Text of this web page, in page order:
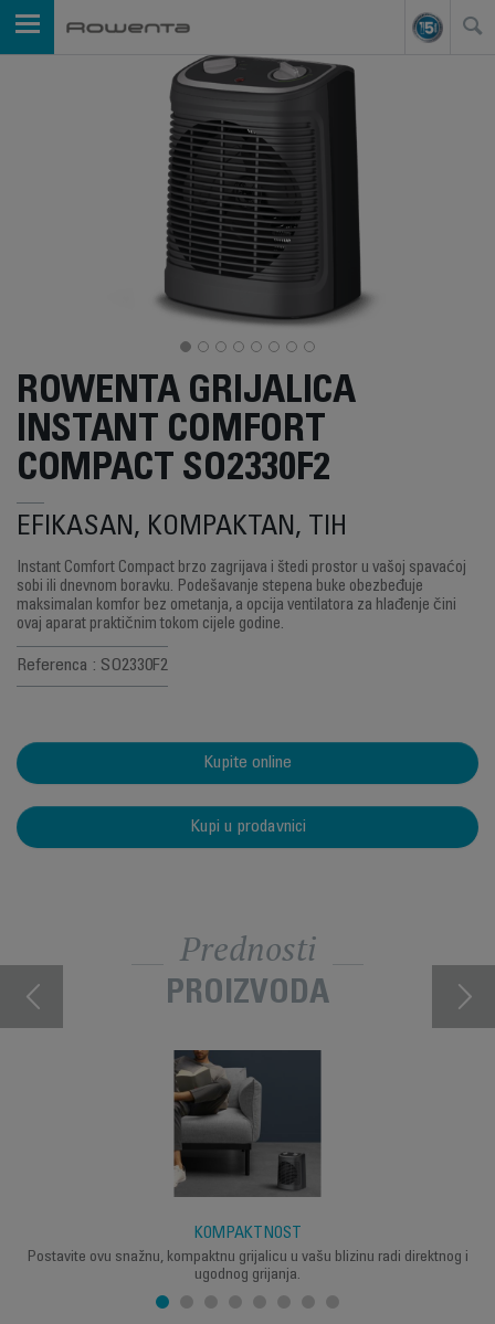
ROWENTA GRIJALICA
INSTANT COMFORT
COMPACT SO2330F2
EFIKASAN, KOMPAKTAN, TIH
Instant Comfort Compact brzo zagrijava i štedi prostor u vašoj spavaćoj
sobi ili dnevnom boravku. Podešavanje stepena buke obezbeđuje
maksimalan komfor bez ometanja, a opcija ventilatora za hlađenje čini
ovaj aparat praktičnim tokom cijele godine.
Referenca : SO2330F2
Kupite online
Kupi u prodavnici
Prednosti
PROIZVODA
KOMPAKTNOST
Postavite ovu snažnu, kompaktnu grijalicu u vašu blizinu radi direktnog i
ugodnog grijanja.